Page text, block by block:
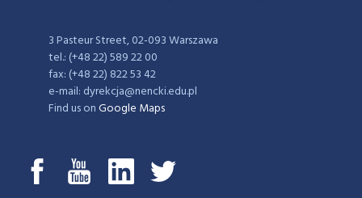
3 Pasteur Street, 02-093 Warszawa
tel.: (+48 22) 589 22 00
fax: (+48 22) 822 53 42
e-mail: dyrekcja@nencki.edu.pl
Find us onGoogle Maps